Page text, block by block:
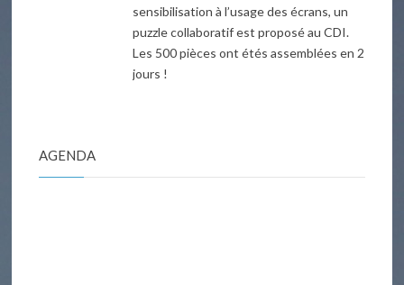
sensibilisation à l’usage des écrans, un
puzzle collaboratif est proposé au CDI.
Les 500 pièces ont étés assemblées en 2
jours !
AGENDA